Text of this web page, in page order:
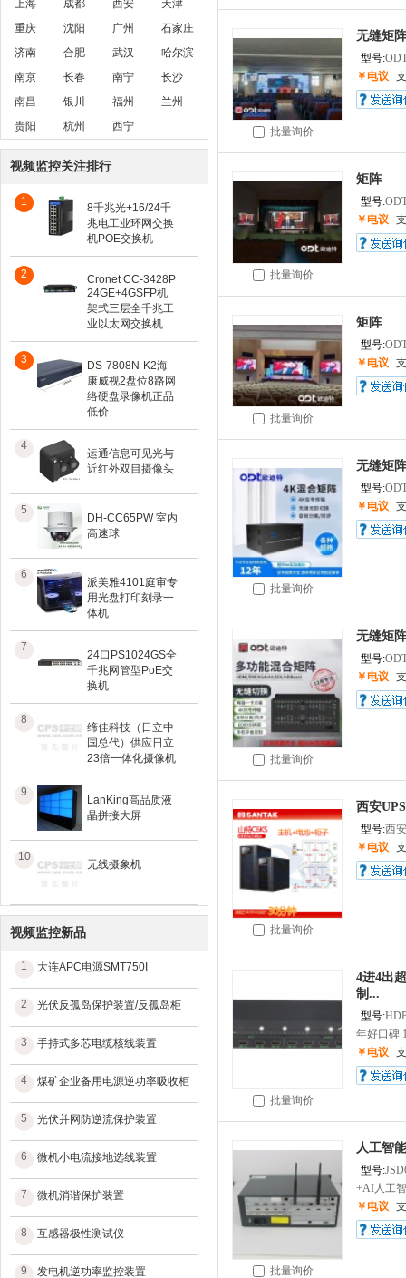
上海
成都 西安
天津
重庆
沈阳 广州
石家庄
济南
合肥 武汉
哈尔滨
南京
长春 南宁
长沙
南昌
银川 福州
兰州
贵阳
杭州 西宁
视频监控关注排行
1
8千兆光+16/24千
兆电工业环网交换
机POE交换机
2
Cronet CC-3428P
24GE+4GSFP机
架式三层全千兆工
业以太网交换机
3
DS-7808N-K2海
康威视2盘位8路网
络硬盘录像机正品
低价
4
运通信息可见光与
近红外双目摄像头
5
DH-CC65PW 室内
高速球
6
派美雅4101庭审专
用光盘打印刻录一
体机
7
24口PS1024GS全
千兆网管型PoE交
换机
8
缔佳科技（日立中
国总代）供应日立
23倍一体化摄像机
9
LanKing高品质液
晶拼接大屏
10
无线摄象机
视频监控新品
1 大连APC电源SMT750I
2 光伏反孤岛保护装置/反孤岛柜
3 手持式多芯电缆核线装置
4 煤矿企业备用电源逆功率吸收柜
5 光伏并网防逆流保护装置
6 微机小电流接地选线装置
7 微机消谐保护装置
8 互感器极性测试仪
9 发电机逆功率监控装置
批量询价
无缝矩阵
型号:
￥电议
批量询价
矩阵
型号:
￥电议
批量询价
矩阵
型号:
￥电议
批量询价
无缝矩阵
型号:
￥电议
批量询价
无缝矩阵
型号:
￥电议
批量询价
西安
型号:西
￥电议
批量询价
4进4出
制...
型号:
年好口碑
￥电议
批量询价
人工智
型号:
+AI人工
￥电议